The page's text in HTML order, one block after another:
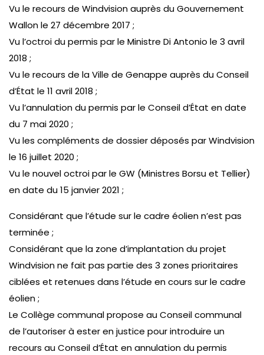
Vu le recours de Windvision auprès du Gouvernement
Wallon le 27 décembre 2017 ;
Vu l’octroi du permis par le Ministre Di Antonio le 3 avril
2018 ;
Vu le recours de la Ville de Genappe auprès du Conseil
d’État le 11 avril 2018 ;
Vu l’annulation du permis par le Conseil d’État en date
du 7 mai 2020 ;
Vu les compléments de dossier déposés par Windvision
le 16 juillet 2020 ;
Vu le nouvel octroi par le GW (Ministres Borsu et Tellier)
en date du 15 janvier 2021 ;
Considérant que l’étude sur le cadre éolien n’est pas
terminée ;
Considérant que la zone d’implantation du projet
Windvision ne fait pas partie des 3 zones prioritaires
ciblées et retenues dans l’étude en cours sur le cadre
éolien ;
Le Collège communal propose au Conseil communal
de l’autoriser à ester en justice pour introduire un
recours au Conseil d’État en annulation du permis